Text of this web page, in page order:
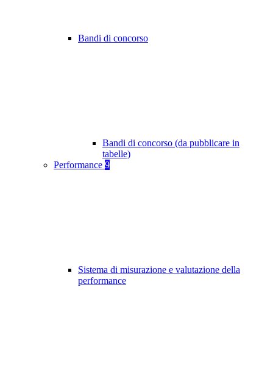
Bandi di concorso
Bandi di concorso (da pubblicare in
tabelle)
Performance 9
Sistema di misurazione e valutazione della
performance